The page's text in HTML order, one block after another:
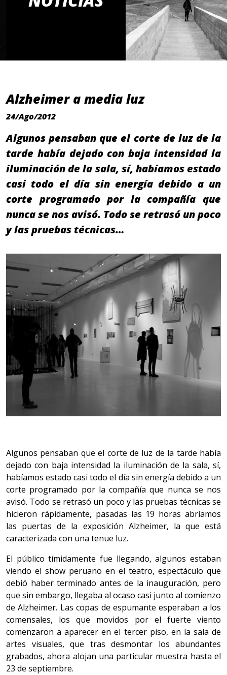
Alzheimer a media luz
24/Ago/2012
Algunos pensaban que el corte de luz de la
tarde había dejado con baja intensidad la
iluminación de la sala, sí, habíamos estado
casi todo el día sin energía debido a un
corte programado por la compañía que
nunca se nos avisó. Todo se retrasó un poco
y las pruebas técnicas…
Algunos pensaban que el corte de luz de la tarde había
dejado con baja intensidad la iluminación de la sala, sí,
habíamos estado casi todo el día sin energía debido a un
corte programado por la compañía que nunca se nos
avisó. Todo se retrasó un poco y las pruebas técnicas se
hicieron rápidamente, pasadas las 19 horas abríamos
las puertas de la exposición Alzheimer, la que está
caracterizada con una tenue luz.
El público tímidamente fue llegando, algunos estaban
viendo el show peruano en el teatro, espectáculo que
debió haber terminado antes de la inauguración, pero
que sin embargo, llegaba al ocaso casi junto al comienzo
de Alzheimer. Las copas de espumante esperaban a los
comensales, los que movidos por el fuerte viento
comenzaron a aparecer en el tercer piso, en la sala de
artes visuales, que tras desmontar los abundantes
grabados, ahora alojan una particular muestra hasta el
23 de septiembre.